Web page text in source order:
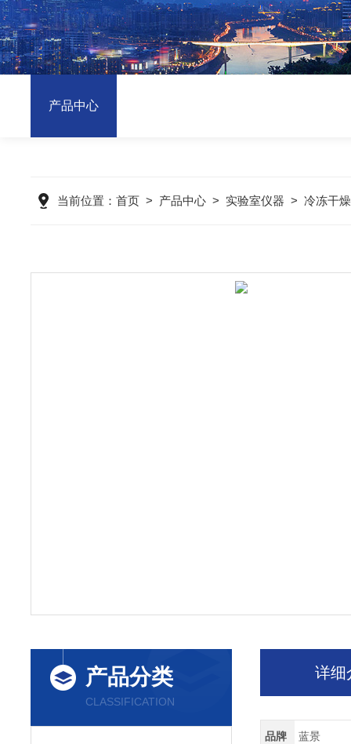
产品中心
当前位置： 首页 > 产品中心 > 实验室仪器 > 冷冻干
产品分类
CLASSIFICATION
详细
品牌 蓝景